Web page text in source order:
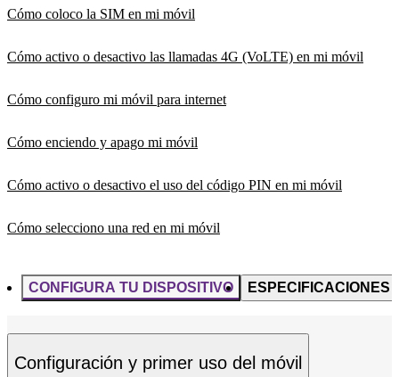
Cómo coloco la SIM en mi móvil
Cómo activo o desactivo las llamadas 4G (VoLTE) en mi móvil
Cómo configuro mi móvil para internet
Cómo enciendo y apago mi móvil
Cómo activo o desactivo el uso del código PIN en mi móvil
Cómo selecciono una red en mi móvil
CONFIGURA TU DISPOSITIVO ESPECIFICACIONES
Configuración y primer uso del móvil